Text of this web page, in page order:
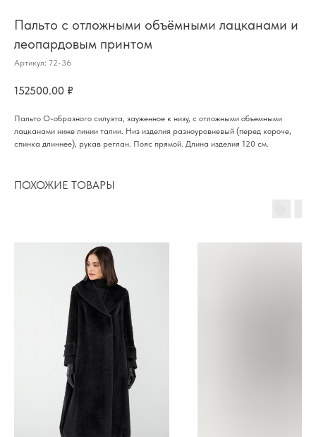
Пальто с отложными объёмными лацканами и
леопардовым принтом
Артикул: 72-36​
152500.00 ₽
Пальто О-образного силуэта, зауженное к низу, с отложными объемными
лацканами ниже линии талии. Низ изделия разноуровневый (перед короче,
спинка длиннее), рукав реглан. Пояс прямой. Длина изделия 120 см.
ПОХОЖИЕ ТОВАРЫ